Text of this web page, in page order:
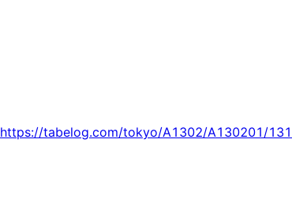
https://tabelog.com/tokyo/A1302/A130201/